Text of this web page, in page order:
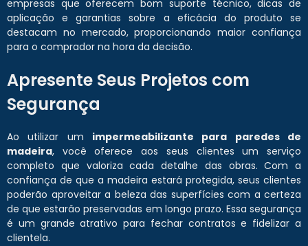
empresas que oferecem bom suporte técnico, dicas de
aplicação e garantias sobre a eficácia do produto se
destacam no mercado, proporcionando maior confiança
para o comprador na hora da decisão.
Apresente Seus Projetos com
Segurança
Ao utilizar um impermeabilizante para paredes de
madeira, você oferece aos seus clientes um serviço
completo que valoriza cada detalhe das obras. Com a
confiança de que a madeira estará protegida, seus clientes
poderão aproveitar a beleza das superfícies com a certeza
de que estarão preservadas em longo prazo. Essa segurança
é um grande atrativo para fechar contratos e fidelizar a
clientela.